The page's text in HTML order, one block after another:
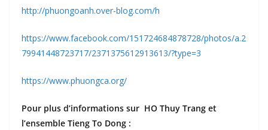
http://phuongoanh.over-blog.com/h
https://www.facebook.com/151724684878728/photos/a.2
79941448723717/2371375612913613/?type=3
https://www.phuongca.org/
Pour plus d’informations sur HO Thuy Trang et
l’ensemble Tieng To Dong :